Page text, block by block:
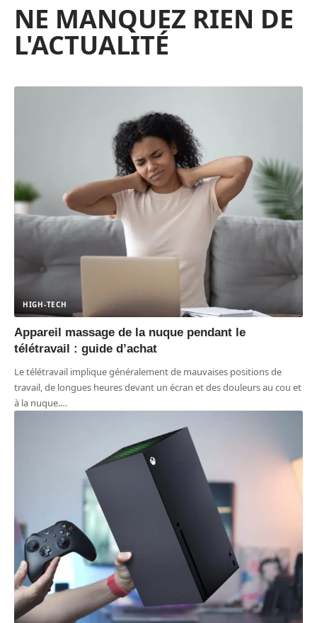
NE MANQUEZ RIEN DE
L'ACTUALITÉ
HIGH-TECH
Appareil massage de la nuque pendant le
télétravail : guide d’achat
Le télétravail implique généralement de mauvaises positions de
travail, de longues heures devant un écran et des douleurs au cou et
à la nuque.…